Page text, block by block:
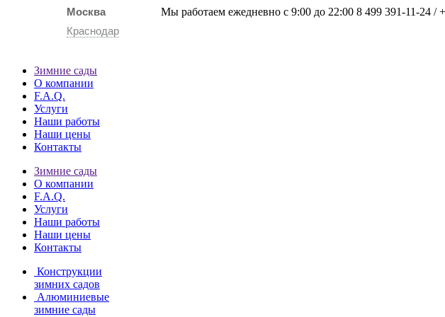
Москва
Краснодар
Мы работаем ежедневно с 9:00 до 22:00 8 499 391-11-24/
Зимние сады
О компании
F.A.Q.
Услуги
Наши работы
Наши цены
Контакты
Зимние сады
О компании
F.A.Q.
Услуги
Наши работы
Наши цены
Контакты
Конструкции
зимних садов
Алюминиевые
зимние сады